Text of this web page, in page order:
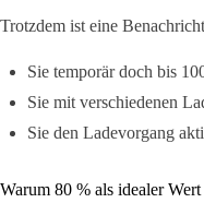
Trotzdem ist eine
Sie temporär doch bis
Sie mit verschiedenen
Sie den Ladevorgang
Warum 80 % als idealer Wert